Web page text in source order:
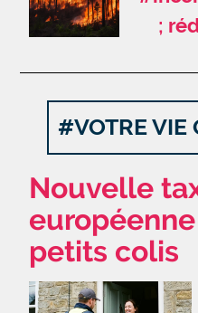
;
#VOTRE VIE
Nouvelle
petits colis